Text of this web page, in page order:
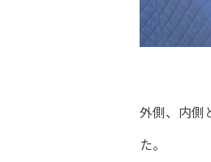
外側、内側
た。